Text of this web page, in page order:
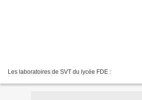
Les laboratoires de SVT du lycée FDE :